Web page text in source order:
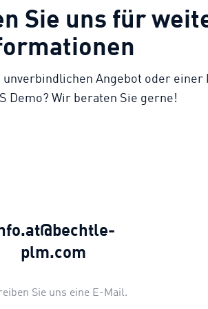
Sie uns für
Angebot oder einer
Demo? Wir beraten Sie gerne!
plm.com
Sie uns eine E-Mail.